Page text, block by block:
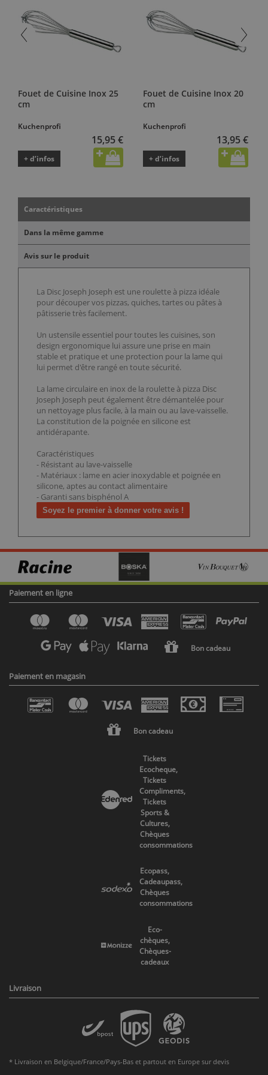
Fouet de Cuisine Inox 25
cm
Kuchenprofi
15,95 €
+ d’infos
Fouet de Cuisine Inox 20
cm
Kuchenprofi
13,95 €
+ d’infos
Caractéristiques
Dans la même gamme
Avis sur le produit
La Disc Joseph Joseph est une roulette à pizza idéale
pour découper vos pizzas, quiches, tartes ou pâtes à
pâtisserie très facilement.
Un ustensile essentiel pour toutes les cuisines, son
design ergonomique lui assure une prise en main
stable et pratique et une protection pour la lame qui
lui permet d'être rangé en toute sécurité.
La lame circulaire en inox de la roulette à pizza Disc
Joseph Joseph peut également être démantelée pour
un nettoyage plus facile, à la main ou au lave-vaisselle.
La constitution de la poignée en silicone est
antidérapante.
Caractéristiques
- Résistant au lave-vaisselle
- Matériaux : lame en acier inoxydable et poignée en
silicone, aptes au contact alimentaire
- Garanti sans bisphénol A
Soyez le premier à donner votre avis !
Paiement en ligne
Bon cadeau
Paiement en magasin
Bon cadeau
Tickets
Ecocheque,
Tickets
Compliments,
Tickets
Sports &
Cultures,
Chèques
consommations
Ecopass,
Cadeaupass,
Chèques
consommations
Eco-
chèques,
Chèques-
cadeaux
Livraison
* Livraison en Belgique/France/Pays-Bas et partout en Europe sur devis